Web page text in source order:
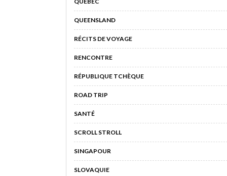
QUEENSLAND
RÉCITS DE VOYAGE
RENCONTRE
RÉPUBLIQUE TCHÈQUE
ROAD TRIP
SANTÉ
SCROLL STROLL
SINGAPOUR
SLOVAQUIE